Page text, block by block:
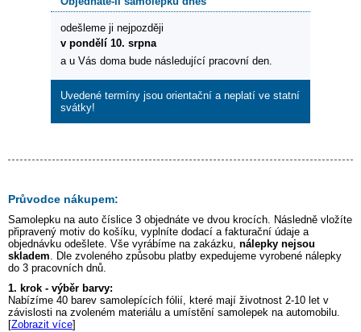
odešleme ji nejpozději
v pondělí 10. srpna
a u Vás doma bude následující pracovní den.
Uvedené termíny jsou orientační a neplatí ve statní
svátky!
Průvodce nákupem:
Samolepku na auto číslice 3 objednáte ve dvou krocích. Následně vložíte
připravený motiv do košíku, vyplníte dodací a fakturační údaje a
objednávku odešlete. Vše vyrábíme na zakázku, nálepky nejsou
skladem. Dle zvoleného způsobu platby expedujeme vyrobené nálepky
do 3 pracovních dnů.
1. krok - výběr barvy:
Nabízíme 40 barev samolepících fólií, které mají životnost 2-10 let v
závislosti na zvoleném materiálu a umístění samolepek na automobilu.
[Zobrazit více]